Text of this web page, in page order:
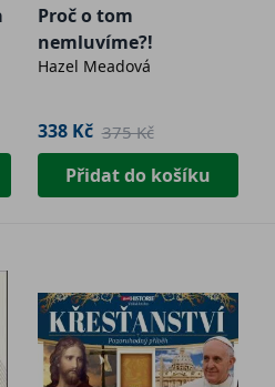
Proč o tom
nemluvíme?!
Hazel Meadová
338 Kč 375 Kč
Přidat do košíku